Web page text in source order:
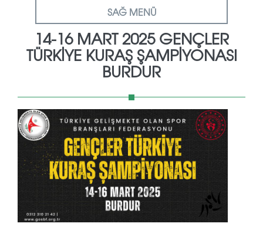
SAĞ MENÜ
14-16 MART 2025 GENÇLER
TÜRKİYE KURAŞ ŞAMPİYONASI
BURDUR